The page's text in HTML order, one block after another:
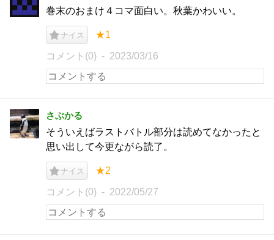
巻末のおまけ４コマ面白い。秋葉かわいい。
ナイス ★1
コメント(0) 2023/03/16
さぶかる
そういえばラストバトル部分は読めてなかったと
思い出して今更ながら読了。
ナイス ★2
コメント(0) 2022/05/27